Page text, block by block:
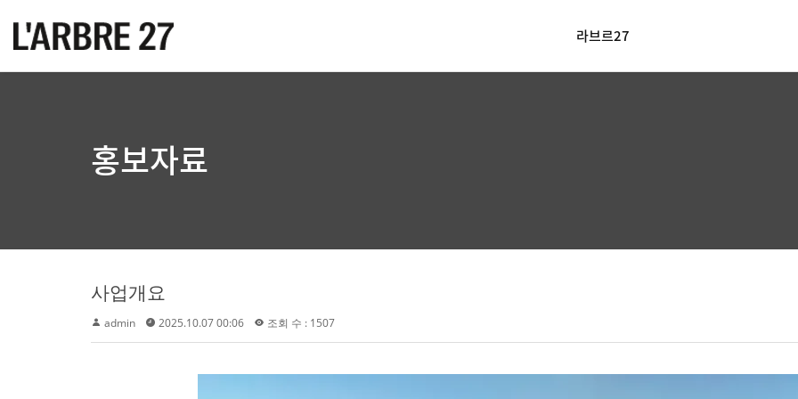
라브르27
홍보자료
사업개요
admin 2025.10.07 00:06 조회 수 : 1507